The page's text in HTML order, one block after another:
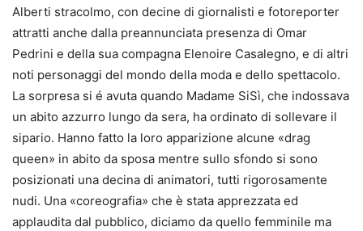
Alberti stracolmo, con decine di giornalisti e fotoreporter
attratti anche dalla preannunciata presenza di Omar
Pedrini e della sua compagna Elenoire Casalegno, e di altri
noti personaggi del mondo della moda e dello spettacolo.
La sorpresa si é avuta quando Madame SiSì, che indossava
un abito azzurro lungo da sera, ha ordinato di sollevare il
sipario. Hanno fatto la loro apparizione alcune «drag
queen» in abito da sposa mentre sullo sfondo si sono
posizionati una decina di animatori, tutti rigorosamente
nudi. Una «coreografia» che è stata apprezzata ed
applaudita dal pubblico, diciamo da quello femminile ma